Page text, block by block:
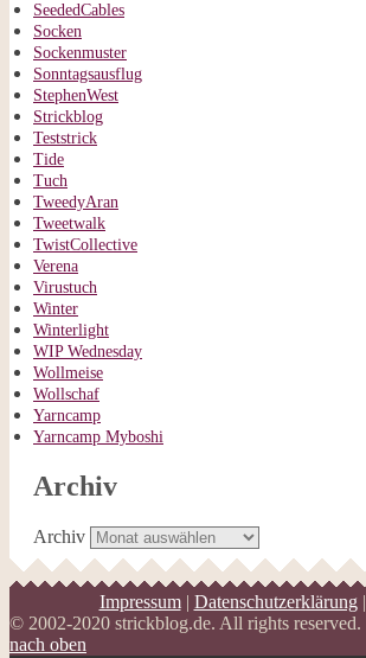
SeededCables
Socken
Sockenmuster
Sonntagsausflug
StephenWest
Strickblog
Teststrick
Tide
Tuch
TweedyAran
Tweetwalk
TwistCollective
Verena
Virustuch
Winter
Winterlight
WIP Wednesday
Wollmeise
Wollschaf
Yarncamp
Yarncamp Myboshi
Archiv
Archiv
Impressum| Datenschutzerklärung|
© 2002-2020 strickblog.de. All rights reserved.
nach oben